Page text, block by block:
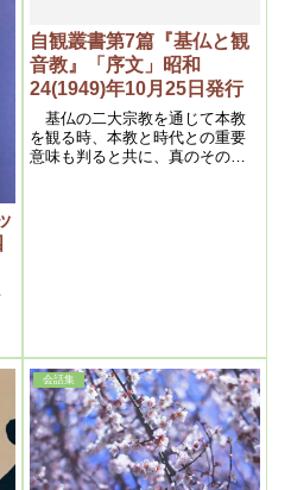
中の夜叉龍神の影響が消えて行
くという事・・・。
自観叢書第7篇『基仏と観
音教』「序文」昭和
24(1949)年10月25日発行
基仏の二大宗教を通じて本教
を観る時、本教と時代との重要
意味も判ると共に、真のその価
会話集